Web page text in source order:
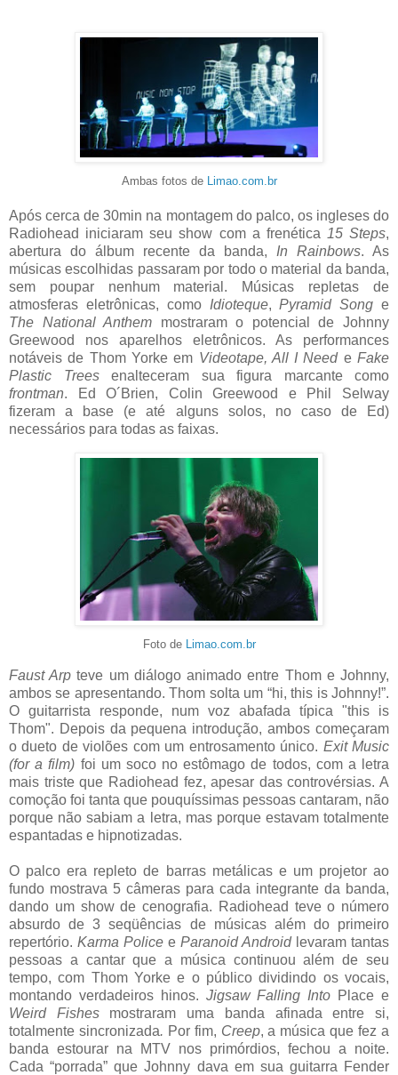
Ambas fotos de Limao.com.br
Após cerca de 30min na montagem do palco, os ingleses do
Radiohead iniciaram seu show com a frenética 15 Steps,
abertura do álbum recente da banda, In Rainbows. As
músicas escolhidas passaram por todo o material da banda,
sem poupar nenhum material. Músicas repletas de
atmosferas eletrônicas, como Idioteque,Pyramid Song e
The National Anthem mostraram o potencial de Johnny
Greewood nos aparelhos eletrônicos. As performances
notáveis de Thom Yorke em Videotape, All I NeedeFake
Plastic Treesenalteceram sua figura marcante como
frontman. Ed O´Brien, Colin Greewood e Phil Selway
fizeram a base (e até alguns solos, no caso de Ed)
necessários para todas as faixas.
Foto de Limao.com.br
Faust Arp teve um diálogo animado entre Thom e Johnny,
ambos se apresentando. Thom solta um “hi, this is Johnny!”.
O guitarrista responde, num voz abafada típica "this is
Thom". Depois da pequena introdução, ambos começaram
o dueto de violões com um entrosamento único. Exit Music
(for a film) foi um soco no estômago de todos, com a letra
mais triste que Radiohead fez, apesar das controvérsias. A
comoção foi tanta que pouquíssimas pessoas cantaram, não
porque não sabiam a letra, mas porque estavam totalmente
espantadas e hipnotizadas.
O palco era repleto de barras metálicas e um projetor ao
fundo mostrava 5 câmeras para cada integrante da banda,
dando um show de cenografia. Radiohead teve o número
absurdo de 3 seqüências de músicas além do primeiro
repertório. Karma Police e Paranoid Androidlevaram tantas
pessoas a cantar que a música continuou além de seu
tempo, com Thom Yorke e o público dividindo os vocais,
montando verdadeiros hinos. Jigsaw Falling Into Place e
Weird Fishesmostraram uma banda afinada entre si,
totalmente sincronizada. Por fim, Creep, a música que fez a
banda estourar na MTV nos primórdios, fechou a noite.
Cada “porrada” que Johnny dava em sua guitarra Fender